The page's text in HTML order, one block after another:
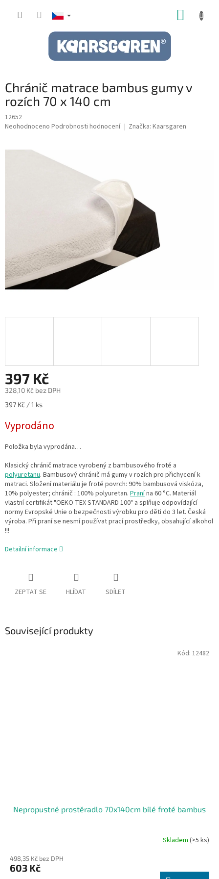
Chránič matrace bambus gumy v
rozích 70 x 140 cm
12652
Průměrné
Neohodnoceno Podrobnosti hodnocení Značka: Kaarsgaren
397 Kč
328,10 Kč bez DPH
Měrná
397 Kč / 1 ks
Vyprodáno
Položka byla vyprodána…
Klasický chránič matrace vyrobený z bambusového froté a
polyuretanu. Bambusový chránič má gumy v rozích pro přichycení k
matraci. Složení materiálu je froté povrch: 90% bambusová viskóza,
10% polyester; chránič : 100% polyuretan. Pranína 60 °C. Materiál
vlastní certifikát "OEKO TEX STANDARD 100" a splňuje odpovídající
normy Evropské Unie o bezpečnosti výrobku pro děti do 3 let. Česká
výroba. Při praní se nesmí používat prací prostředky, obsahující alkohol
!!!
Detailní informace
ZEPTAT SE HLÍDAT SDÍLET
Související produkty
Nepropustné prostěradlo 70x140cm bílé froté bambus
Skladem (>5 ks)
498,35 Kč bez DPH
603 Kč
Kód: 12482